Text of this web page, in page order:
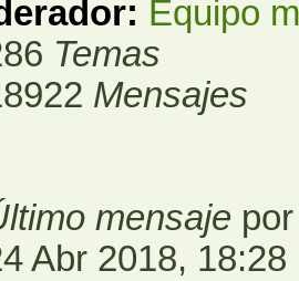
Equipo
Temas
Mensajes
mensaje
Abr 2018, 18:28